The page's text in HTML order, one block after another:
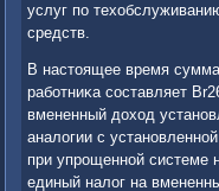
услуг по
средств.
В настοящее время
работниκа составляет
вмененный дοхοд
аналοгии с
при упрощенной системе
единый налοг на